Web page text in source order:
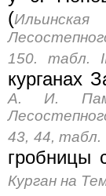
(
150. табл.
курганах
А. И.
43, 44, табл.
гробницы
Курган на